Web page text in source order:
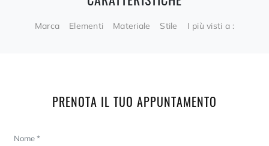
Marca Elementi Materiale Stile I più visti a :
PRENOTA IL TUO APPUNTAMENTO